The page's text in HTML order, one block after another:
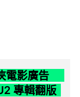
電影廣告
專輯翻版